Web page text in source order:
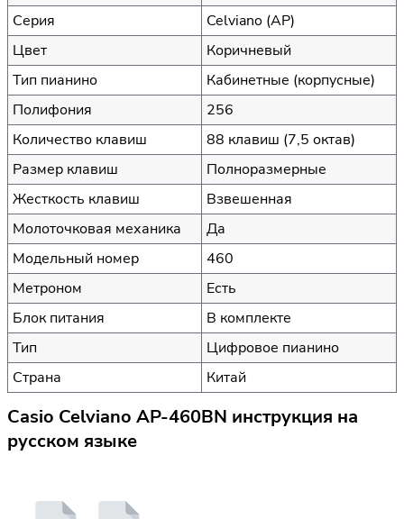
Серия
Celviano (AP)
Цвет
Коричневый
Тип пианино
Кабинетные (корпусные)
Полифония
256
Количество клавиш
88 клавиш (7,5 октав)
Размер клавиш
Полноразмерные
Жесткость клавиш
Взвешенная
Молоточковая механика
Да
Модельный номер
460
Метроном
Есть
Блок питания
В комплекте
Тип
Цифровое пианино
Страна
Китай
Casio Celviano AP-460BN инструкция на
русском языке